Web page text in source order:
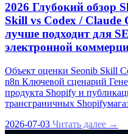
2026 Глубокий обзор
Skill vs Codex /
лучше подходит для
электронной
Объект оценки Seonib Skill
n8n Ключевой сценарий
продукта Shopify и
трансграничных
2026-07-03 Читать далее →